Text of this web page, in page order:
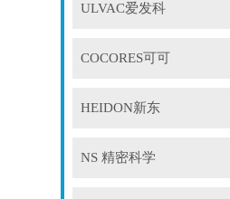
ULVAC爱发科
COCORES可可
HEIDON新东
NS 精密科学